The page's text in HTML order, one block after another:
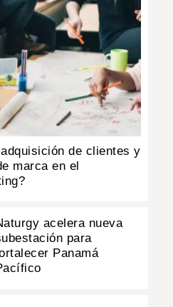
de clientes y
marca en el
acelera nueva
para
Panamá